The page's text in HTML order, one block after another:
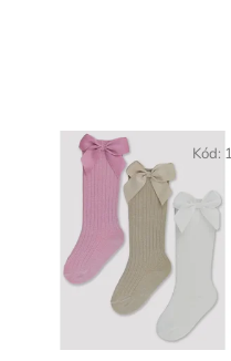
Kód: